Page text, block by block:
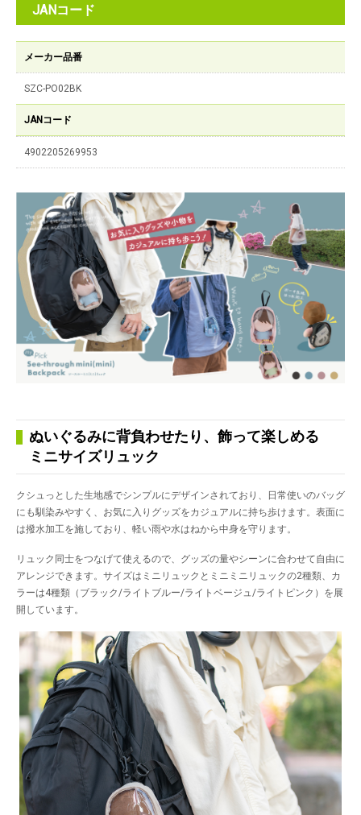
JANコード
メーカー品番
SZC-PO02BK
JANコード
4902205269953
ぬいぐるみに背負わせたり、飾って楽しめる
ミニサイズリュック
クシュっとした生地感でシンプルにデザインされており、日常使いのバッグ
にも馴染みやすく、お気に入りグッズをカジュアルに持ち歩けます。表面に
は撥水加工を施しており、軽い雨や水はねから中身を守ります。
リュック同士をつなげて使えるので、グッズの量やシーンに合わせて自由に
アレンジできます。サイズはミニリュックとミニミニリュックの2種類、カ
ラーは4種類（ブラック/ライトブルー/ライトベージュ/ライトピンク）を展
開しています。